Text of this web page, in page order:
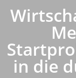
in die